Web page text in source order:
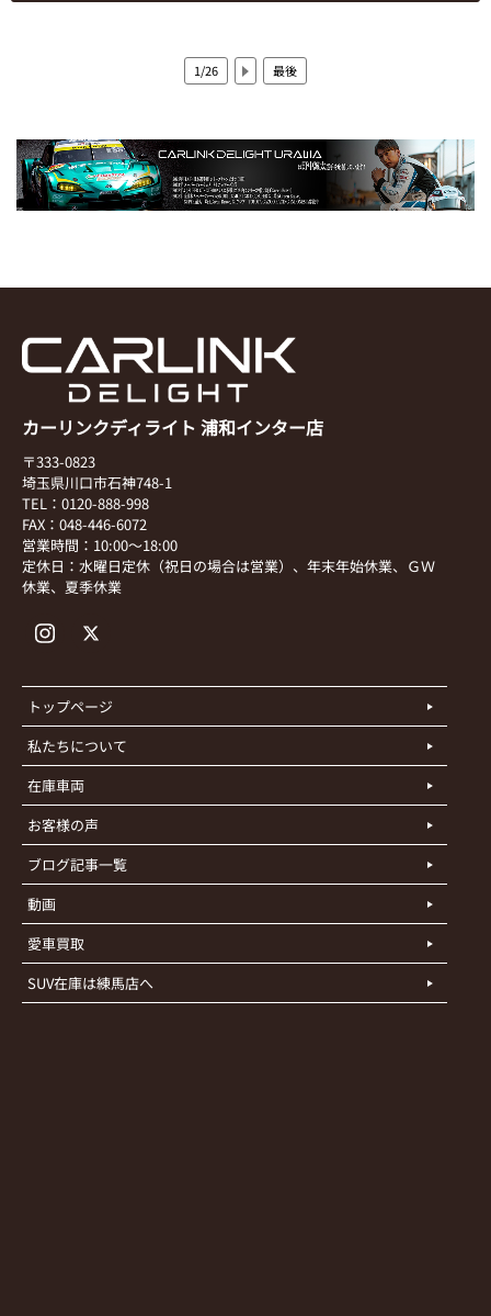
1/26 最後
カーリンクディライト 浦和インター店
〒333-0823
埼玉県川口市石神748-1
TEL：0120-888-998
FAX：048-446-6072
営業時間：10:00～18:00
定休日：水曜日定休（祝日の場合は営業）、年末年始休業、ＧＷ
休業、夏季休業
トップページ
私たちについて
在庫車両
お客様の声
ブログ記事一覧
動画
愛車買取
SUV在庫は練馬店へ